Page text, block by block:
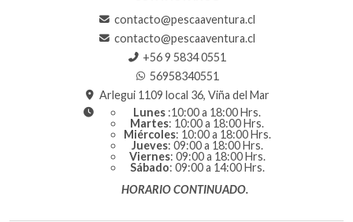
contacto@pescaaventura.cl
contacto@pescaaventura.cl
+56 9 5834 0551
56958340551
Arlegui 1109 local 36, Viña del Mar
Lunes :10:00 a 18:00 Hrs.
Martes: 10:00 a 18:00 Hrs.
Miércoles: 10:00 a 18:00 Hrs.
Jueves: 09:00 a 18:00 Hrs.
Viernes: 09:00 a 18:00 Hrs.
Sábado: 09:00 a 14:00 Hrs.
HORARIO CONTINUADO.